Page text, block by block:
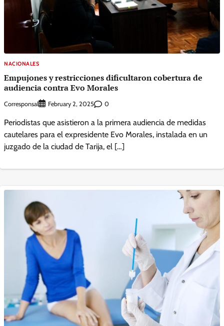
NACIONALES
Empujones y restricciones dificultaron cobertura de
audiencia contra Evo Morales
Corresponsal February 2, 2025 0
Periodistas que asistieron a la primera audiencia de medidas
cautelares para el expresidente Evo Morales, instalada en un
juzgado de la ciudad de Tarija, el […]